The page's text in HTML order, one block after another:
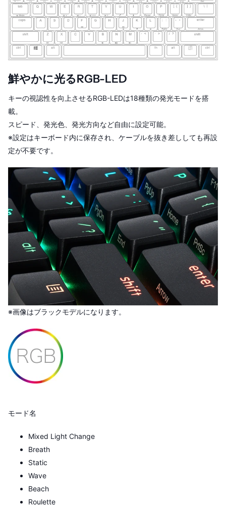
鮮やかに光るRGB-LED
キーの視認性を向上させるRGB-LEDは18種類の発光モードを搭
載。
スピード、発光色、発光方向など自由に設定可能。
※設定はキーボード内に保存され、ケーブルを抜き差ししても再設
定が不要です。
※画像はブラックモデルになります。
モード名
Mixed Light Change
Breath
Static
Wave
Beach
Roulette